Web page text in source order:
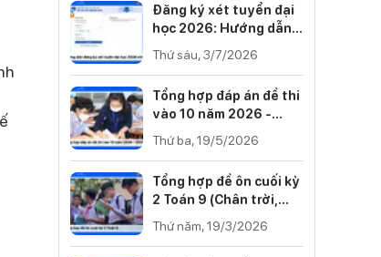
Đăng ký xét tuyển đại
học 2026: Hướng dẫn
từng bước
Thứ sáu, 3/7/2026
Tổng hợp đáp án đề thi
vào 10 năm 2026 -
2027 của 34 tỉnh thành
Thứ ba, 19/5/2026
Tổng hợp đề ôn cuối kỳ
2 Toán 9 (Chân trời,
Cánh diều, Kết nối tri
thức)
Thứ năm, 19/3/2026